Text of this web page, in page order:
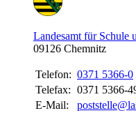
Landesamt für Schule
09126 Chemnitz
Telefon: 0371 5366-0
Telefax: 0371 5366-
E-Mail: